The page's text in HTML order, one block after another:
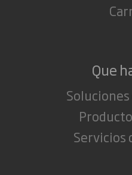
Que
Servicios